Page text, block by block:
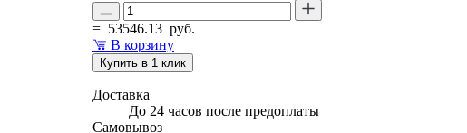
= 53546.13 руб.
В корзину
Купить в 1 клик
Доставка
До 24 часов после предоплаты
Самовывоз